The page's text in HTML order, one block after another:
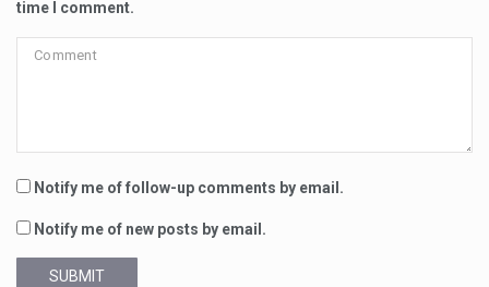
time I comment.
Notify me of follow-up comments by email.
Notify me of new posts by email.
SUBMIT